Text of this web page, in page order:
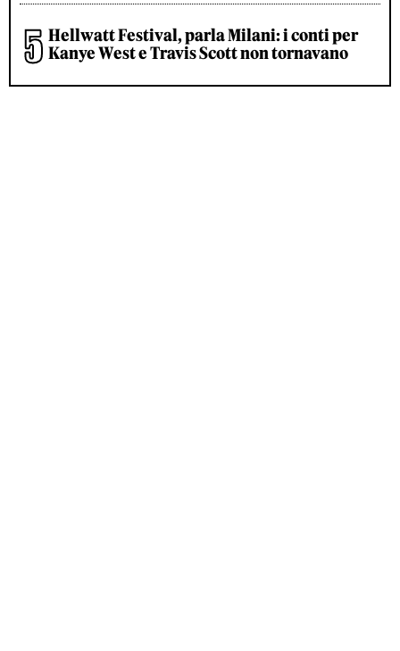
Hellwatt Festival, parla Milani: i conti per
Kanye West e Travis Scott non tornavano